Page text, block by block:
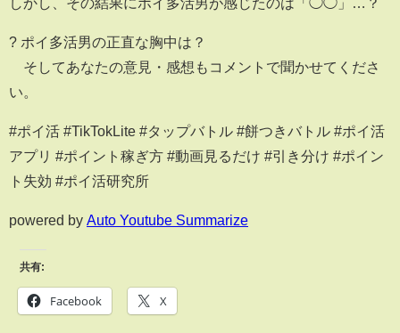
? ポイ多活男の正直な胸中は？
そしてあなたの意見・感想もコメントで聞かせてくださ
い。
#ポイ活 #TikTokLite #タップバトル #餅つきバトル #ポイ活
アプリ #ポイント稼ぎ方 #動画見るだけ #引き分け #ポイン
ト失効 #ポイ活研究所
powered by Auto Youtube Summarize
共有:
Facebook X